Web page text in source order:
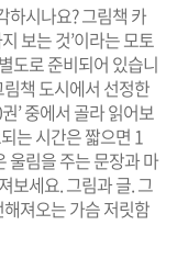
하시나요? 그림책 카
보는 것’이라는 모토
도로 준비되어 있습니
책 도시에서 선정한
’ 중에서 골라 읽어보
는 시간은 짧으면 1
울림을 주는 문장과 마
보세요. 그림과 글. 그
져오는 가슴 저릿함